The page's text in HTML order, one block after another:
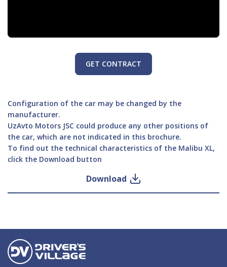
GET CONTRACT
Configuration of the car may be changed by the
manufacturer.
UzAvto Motors JSC could produce any other positions of
the car, which are not indicated in this brochure.
To find out the technical characteristics of the Malibu XL,
click the Download button
Download